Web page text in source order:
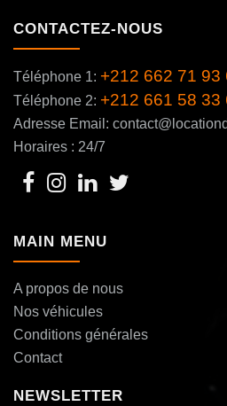
CONTACTEZ-NOUS
Téléphone 1: +212 662 71 93
Téléphone 2: +212 661 58 33
Adresse Email:
Horaires : 24/7
MAIN MENU
A propos de nous
Nos véhicules
Conditions générales
Contact
NEWSLETTER